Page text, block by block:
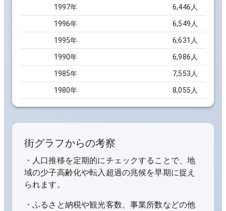
1997年 6,446 人
1996年 6,549 人
1995年 6,631 人
1990年 6,986 人
1985年 7,553 人
1980年 8,055 人
街グラフからの考察
・人口推移を定期的にチェックすることで、地
域の少子高齢化や転入超過の兆候を早期に捉え
られます。
・ふるさと納税や観光客数、事業所数などの他